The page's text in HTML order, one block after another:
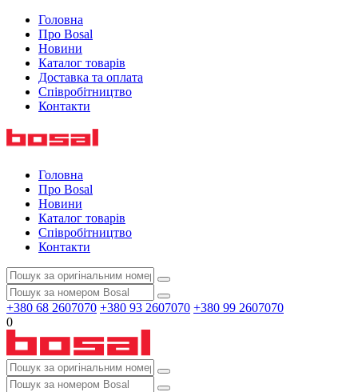
Головна
Про Bosal
Новини
Каталог товарів
Доставка та оплата
Співробітництво
Контакти
Головна
Про Bosal
Новини
Каталог товарів
Співробітництво
Контакти
+380 68 2607070 +380 93 2607070 +380 99 2607070
0